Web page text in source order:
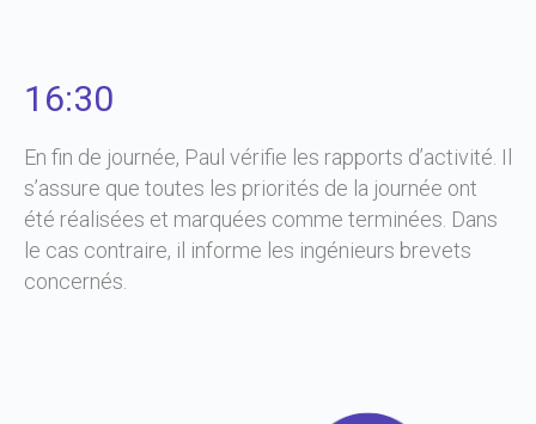
16:30
En fin de journée, Paul vérifie les rapports d’activité. Il
s’assure que toutes les priorités de la journée ont
été réalisées et marquées comme terminées. Dans
le cas contraire, il informe les ingénieurs brevets
concernés.